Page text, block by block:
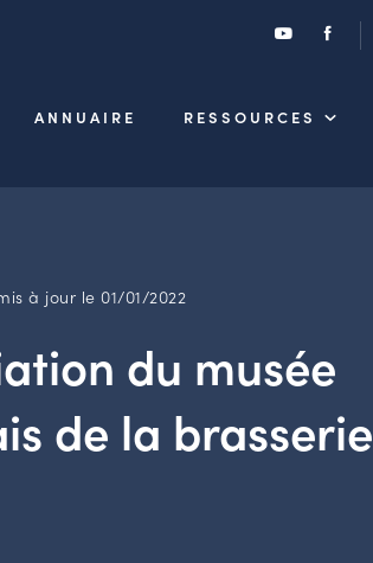
ANNUAIRE RESSOURCES
à jour le 01/01/2022
du musée
de la brasserie